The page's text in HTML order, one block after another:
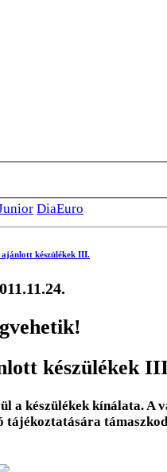
DiaEuro
ajánlott készülékek III.
készülékek
a készülékek kínálata. A